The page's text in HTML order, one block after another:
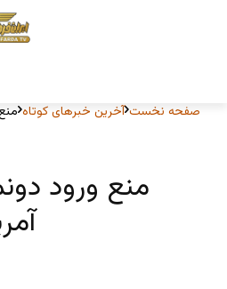
صفحه نخست آخرین خبرهای کوتاه
منع ورود